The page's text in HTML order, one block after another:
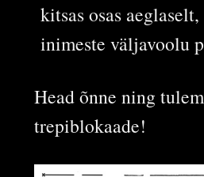
kitsas osas
inimeste väljavoolu
Head õnne ning
trepiblokaade!